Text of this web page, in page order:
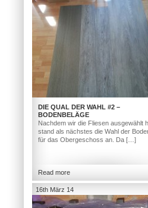
DIE QUAL DER WAHL #2 –
BODENBELÄGE
Nachdem wir die Fliesen ausgewählt
stand als nächstes die Wahl der
für das Obergeschoss an. Da […]
Read more
16th März 14